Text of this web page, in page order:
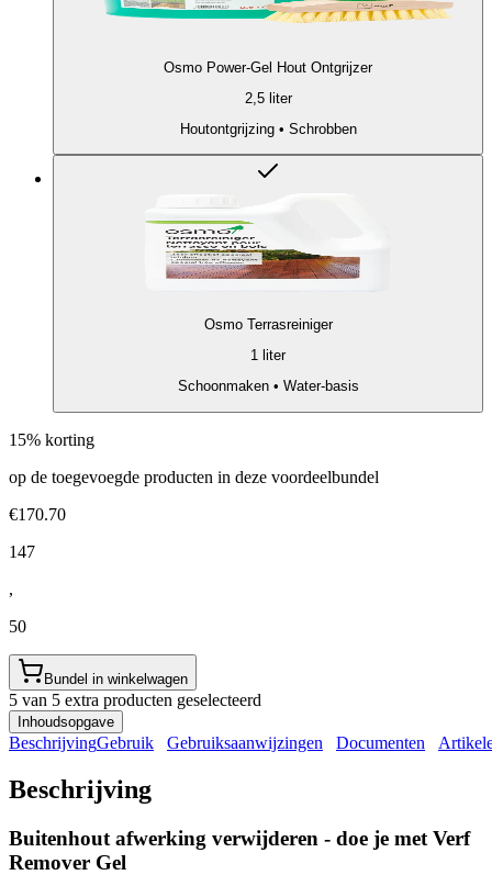
Osmo Power-Gel Hout Ontgrijzer
2,5 liter
Houtontgrijzing • Schrobben
Osmo Terrasreiniger
1 liter
Schoonmaken • Water-basis
15% korting
op de toegevoegde producten in deze voordeelbundel
€170.70
147
,
50
Bundel in winkelwagen
5 van 5 extra producten geselecteerd
Inhoudsopgave
BeschrijvingGebruik Gebruiksaanwijzingen Documenten
Beschrijving
Buitenhout afwerking verwijderen - doe je met Verf
Remover Gel